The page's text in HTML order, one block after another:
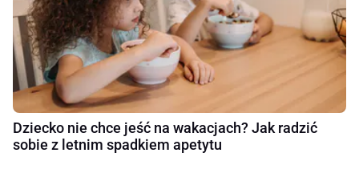
Dziecko nie chce jeść na wakacjach? Jak radzić
sobie z letnim spadkiem apetytu